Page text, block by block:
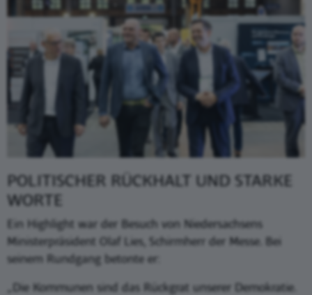
POLITISCHER RÜCKHALT UND STARKE
WORTE
Ein Highlight war der Besuch von Niedersachsens
Ministerpräsident Olaf Lies, Schirmherr der Messe. Bei
seinem Rundgang betonte er:
„Die Kommunen sind das Rückgrat unserer Demokratie.